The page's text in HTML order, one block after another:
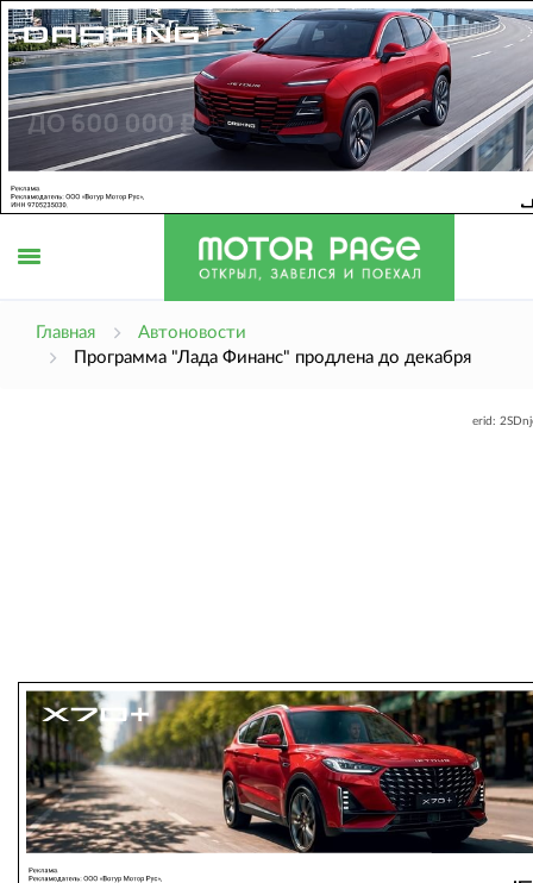
Главная
Автоновости
Программа "Лада Финанс" продлена до декабря
erid: